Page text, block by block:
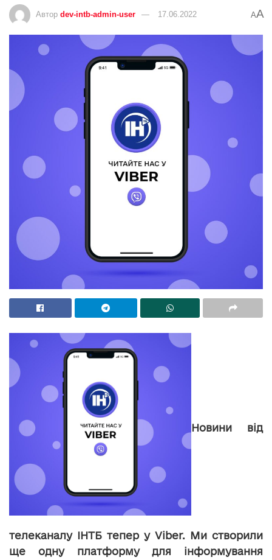
Автор dev-intb-admin-user 17.06.2022 AA
Новини від
телеканалу ІНТБ тепер у Viber. Ми створили
ще одну платформу для інформування